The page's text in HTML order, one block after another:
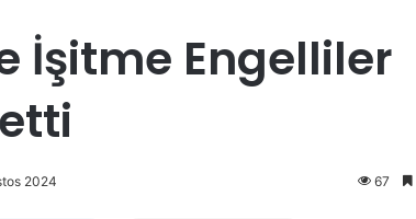
İşitme Engelliler
2024 67